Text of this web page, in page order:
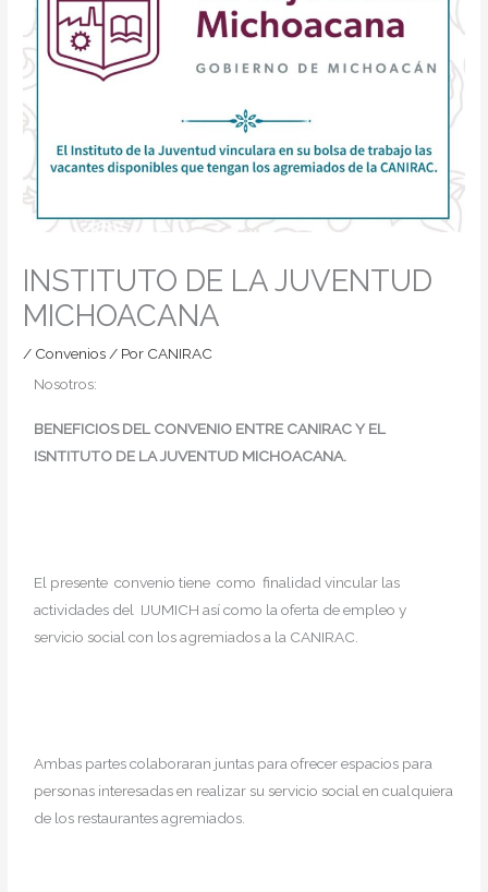
INSTITUTO DE LA JUVENTUD
MICHOACANA
/ Convenios / Por CANIRAC
Nosotros:
BENEFICIOS DEL CONVENIO ENTRE CANIRAC Y EL
ISNTITUTO DE LA JUVENTUD MICHOACANA.
El presente convenio tiene como finalidad vincular las
actividades del IJUMICH así como la oferta de empleo y
servicio social con los agremiados a la CANIRAC.
Ambas partes colaboraran juntas para ofrecer espacios para
personas interesadas en realizar su servicio social en cualquiera
de los restaurantes agremiados.